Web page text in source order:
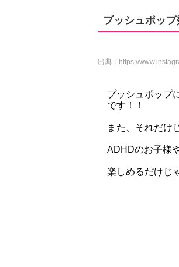
プッシュポッ
出典： https://
プッシュポップ
です！！
また、それだけ
ADHDのお子様
楽しめるだけじ